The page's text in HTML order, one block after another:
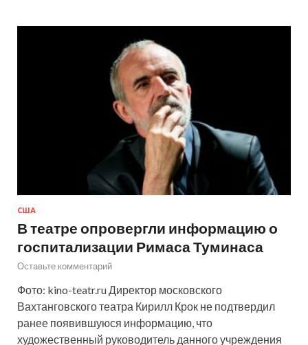
США
В театре опровергли информацию о
госпитализации Римаса Туминаса
Оставьте комментарий
Фото: kino-teatr.ru Директор московского
Вахтанговского театра Кирилл Крок не подтвердил
ранее появившуюся информацию, что
художественный руководитель данного учреждения